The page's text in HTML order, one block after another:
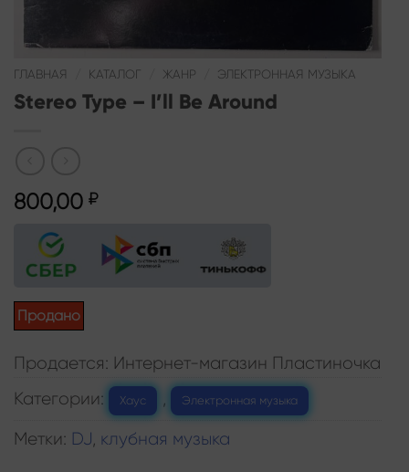
ГЛАВНАЯ КАТАЛОГ ЖАНР ЭЛЕКТРОННАЯ МУЗЫКА
Stereo Type – I’ll Be Around
800,00 ₽
Продано
Продается: Интернет-магазин Пластиночка
Категории:
Хаус , Электронная музыка
Метки: DJ, клубная музыка